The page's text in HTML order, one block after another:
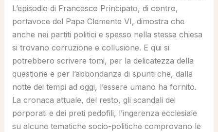
L’episodio di Francesco Principato, di contro,
portavoce del Papa Clemente VI, dimostra che
anche nei partiti politici e spesso nella stessa chiesa
si trovano corruzione e collusione. E qui si
potrebbero scrivere tomi, per la delicatezza della
questione e per l’abbondanza di spunti che, dalla
notte dei tempi ad oggi, l’essere umano ha fornito.
La cronaca attuale, del resto, gli scandali dei
porporati e dei preti pedofili, l’ingerenza ecclesiale
su alcune tematiche socio-politiche comprovano le